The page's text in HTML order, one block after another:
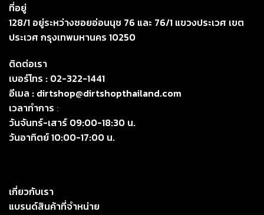
ที่อยู่
128/1 อยู่ระหว่างซอยอ่อนนุช 76 และ 76/1 แขวงประเวศ เขต
ประเวศ กรุงเทพมหานคร 10250
ติดต่อเรา
เบอร์โทร : 02-322-1441
อีเมล : dirtshop@dirtshopthailand.com
เวลาทำการ :
วันจันทร์-เสาร์ 09:00-18:30 น.
วันอาทิตย์ 10:00-17:00 น.
เกี่ยวกับเรา
แบรนด์สินค้าที่จำหน่าย